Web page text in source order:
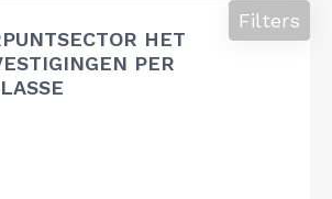
HET
PER
Filters